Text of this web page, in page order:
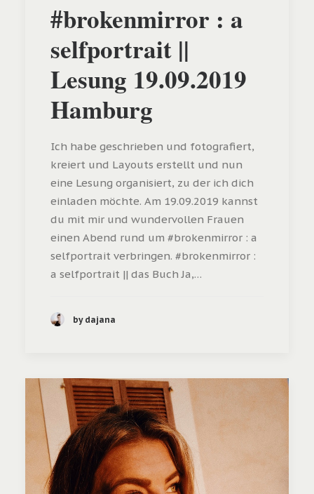
#brokenmirror : a
selfportrait ||
Lesung 19.09.2019
Hamburg
Ich habe geschrieben und fotografiert,
kreiert und Layouts erstellt und nun
eine Lesung organisiert, zu der ich dich
einladen möchte. Am 19.09.2019 kannst
du mit mir und wundervollen Frauen
einen Abend rund um #brokenmirror : a
selfportrait verbringen. #brokenmirror :
a selfportrait || das Buch Ja,…
by dajana